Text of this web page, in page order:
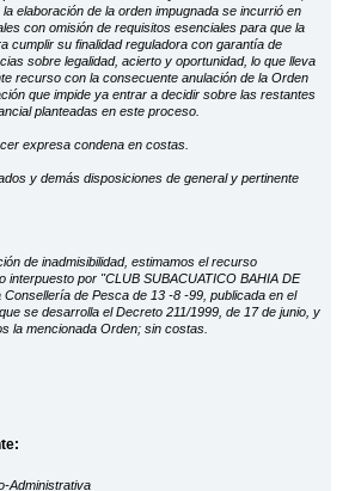
elaboración de la orden impugnada se incurrió en
con omisión de requisitos esenciales para que la
cumplir su finalidad reguladora con garantía de
sobre legalidad, acierto y oportunidad, lo que lleva
recurso con la consecuente anulación de la Orden
que impide ya entrar a decidir sobre las restantes
planteadas en este proceso.
expresa condena en costas.
y demás disposiciones de general y pertinente
de inadmisibilidad, estimamos el recurso
interpuesto por "CLUB SUBACUATICO BAHIA DE
de Pesca de 13 -8 -99, publicada en el
se desarrolla el Decreto 211/1999, de 17 de junio, y
la mencionada Orden; sin costas.
Administrativa